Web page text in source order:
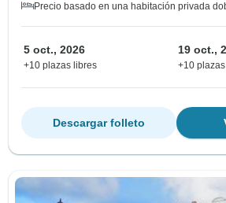
Precio basado en una habitación privada
5 oct., 2026
+10 plazas libres
19 oct.,
+10
Descargar folleto